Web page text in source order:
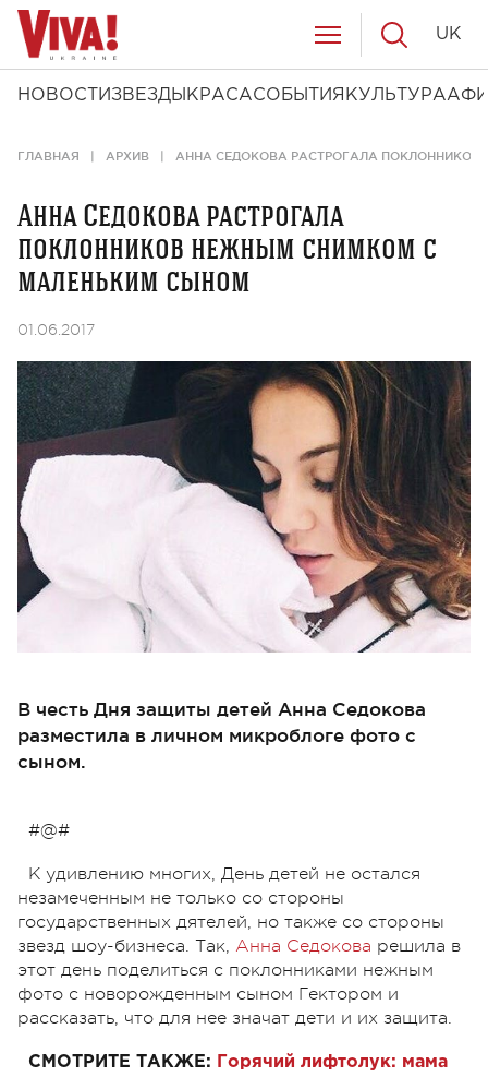
НОВОСТИ ЗВЕЗДЫ КРАСАСОБЫТИЯ КУЛЬТУРА
UK
ГЛАВНАЯ АРХИВ АННА СЕДОКОВА РАСТРОГАЛА
Анна Седокова растрогала
поклонников нежным снимком с
маленьким сыном
01.06.2017
В честь Дня защиты детей Анна Седокова
разместила в личном микроблоге фото с
сыном.
#@#
К удивлению многих, День детей не остался
незамеченным не только со стороны
государственных дятелей, но также со стороны
звезд шоу-бизнеса. Так, Анна Седокова решила в
этот день поделиться с поклонниками нежным
фото с новорожденным сыном Гектором и
рассказать, что для нее значат дети и их защита.
СМОТРИТЕ ТАКЖЕ:
Горячий лифтолук: мама